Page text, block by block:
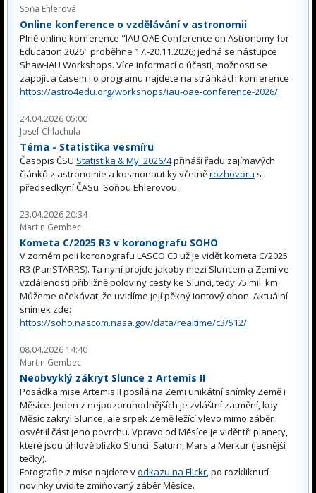
Soňa Ehlerová
Online konference o vzdělávání v astronomii
Plně online konference "IAU OAE Conference on Astronomy for
Education 2026" proběhne 17.-20.11.2026; jedná se nástupce
Shaw-IAU Workshops. Více informací o účasti, možnosti se
zapojit a časem i o programu najdete na stránkách konference
https://astro4edu.org/workshops/iau-oae-conference-2026/.
24.04.2026 05:00
Josef Chlachula
Téma - Statistika vesmíru
Časopis ČSU Statistika & My 2026/4přináší řadu zajímavých
článků z astronomie a kosmonautiky včetněrozhovoru s
předsedkyní ČASu Soňou Ehlerovou.
23.04.2026 20:34
Martin Gembec
Kometa C/2025 R3 v koronografu SOHO
V zorném poli koronografu LASCO C3 už je vidět kometa C/2025
R3 (PanSTARRS). Ta nyní projde jakoby mezi Sluncem a Zemí ve
vzdálenosti přibližně poloviny cesty ke Slunci, tedy 75 mil. km.
Můžeme očekávat, že uvidíme její pěkný iontový ohon. Aktuální
snímek zde:
https://soho.nascom.nasa.gov/data/realtime/c3/512/
08.04.2026 14:40
Martin Gembec
Neobvyklý zákryt Slunce z Artemis II
Posádka mise Artemis II posílá na Zemi unikátní snímky Země i
Měsíce. Jeden z nejpozoruhodnějších je zvláštní zatmění, kdy
Měsíc zakryl Slunce, ale srpek Země ležící vlevo mimo záběr
osvětlil část jeho povrchu. Vpravo od Měsíce je vidět tři planety,
které jsou úhlově blízko Slunci. Saturn, Mars a Merkur (jasnější
tečky).
Fotografie z mise najdete vodkazu na Flickr, po rozkliknutí
novinky uvidíte zmiňovaný záběr Měsíce.